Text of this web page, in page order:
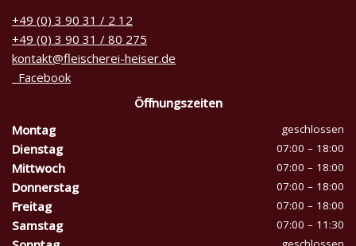
+49 (0) 3 90 31 / 2 12
+49 (0) 3 90 31 / 80 275
kontakt@fleischerei-heiser.de
Facebook
Öffnungszeiten
Montag
geschlossen
Dienstag 07:00 – 18:00
Mittwoch 07:00 – 18:00
Donnerstag 07:00 – 18:00
Freitag 07:00 – 18:00
Samstag 07:00 – 11:30